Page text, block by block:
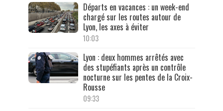
Départs en vacances : un week-end
chargé sur les routes autour de
Lyon, les axes à éviter
10:03
Lyon : deux hommes arrêtés avec
des stupéfiants après un contrôle
nocturne sur les pentes de la Croix-
Rousse
09:33